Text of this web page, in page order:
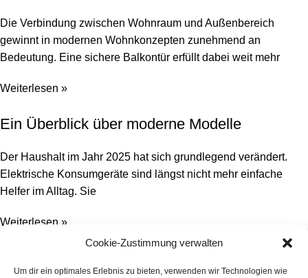
Cookie-Zustimmung verwalten
Um dir ein optimales Erlebnis zu bieten, verwenden wir Technologien wie
Die Verbindung zwischen Wohnraum und Außenbereich
gewinnt in modernen Wohnkonzepten zunehmend an
Bedeutung. Eine sichere Balkontür erfüllt dabei weit mehr
Weiterlesen »
Ein Überblick über moderne Modelle
Der Haushalt im Jahr 2025 hat sich grundlegend verändert.
Elektrische Konsumgeräte sind längst nicht mehr einfache
Helfer im Alltag. Sie
Weiterlesen »